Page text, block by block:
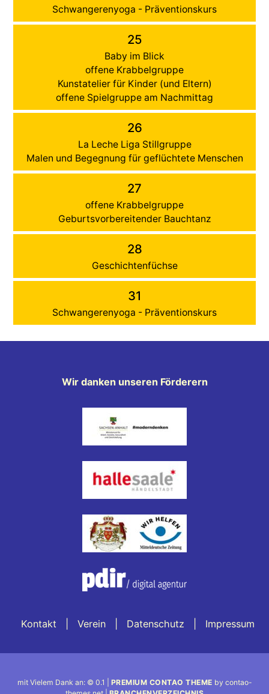
Schwangerenyoga - Präventionskurs
25
Baby im Blick
offene Krabbelgruppe
Kunstatelier für Kinder (und Eltern)
offene Spielgruppe am Nachmittag
26
La Leche Liga Stillgruppe
Malen und Begegnung für geflüchtete Menschen
27
offene Krabbelgruppe
Geburtsvorbereitender Bauchtanz
28
Geschichtenfüchse
31
Schwangerenyoga - Präventionskurs
Wir danken unseren Förderern
Kontakt Verein Datenschutz Impressum
mit Vielem Dank an: © 0.1 | PREMIUM CONTAO THEME by contao-